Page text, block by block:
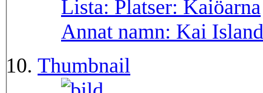
Lista: Platser: Kaiöarna
Annat namn: Kai
Thumbnail